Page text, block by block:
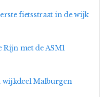
fietsstraat in de wijk
met de ASM1
Malburgen